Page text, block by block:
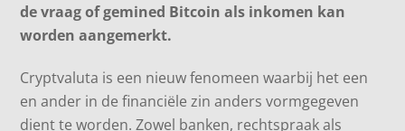
de vraag of gemined Bitcoin als inkomen kan
worden aangemerkt.
Cryptvaluta is een nieuw fenomeen waarbij het een
en ander in de financiële zin anders vormgegeven
dient te worden. Zowel banken, rechtspraak als